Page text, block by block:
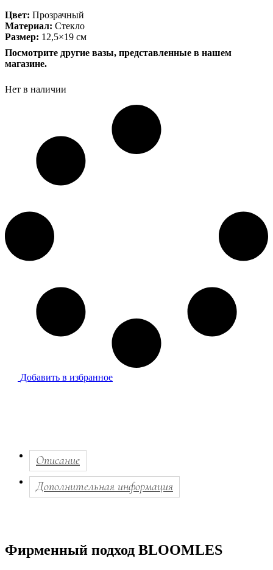
Цвет: Прозрачный
Материал: Стекло
Размер: 12,5×19 см
Посмотрите другие вазы, представленные в нашем
магазине.
Нет в наличии
Добавить в избранное
Описание
Дополнительная информация
Фирменный подход BLOOMLES